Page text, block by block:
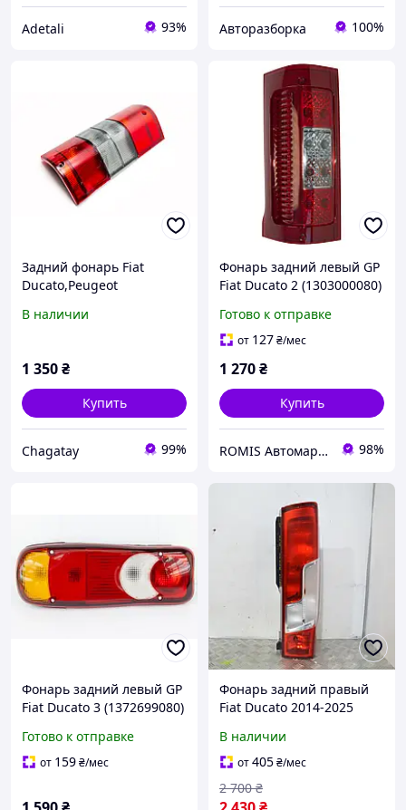
Adetali 93% Авторазборка 100%
Задний фонарь Fiat
Ducato,Peugeot
Fortuna /Lion S правый
В наличии
1 350₴
Купить
Chagatay 99%
Фонарь задний левый GP
Fiat Ducato 2 (1303000080)
Готово к отправке
от 127₴/мес
1 270₴
Купить
ROMIS Автомаркет 98%
Фонарь задний левый GP
Fiat Ducato 3 (1372699080)
Готово к отправке
от 159₴/мес
Фонарь задний правый
Fiat Ducato 2014-2025
Фиат Дукато 01380672080
В наличии
от405₴/мес
2 700 ₴